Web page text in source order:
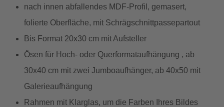
nach innen abfallendes MDF-Profil, gemasert,
folierte Oberfläche, mit Schrägschnittpassepartout
Bis Format 20x30 cm mit Aufsteller
Ösen für Hoch- oder Querformataufhängung , ab
30x40 cm mit zwei Jumboaufhänger, ab 40x50 mit
Galerieaufhängung
Rahmen mit Klarglas, um die Farben Ihres Bildes